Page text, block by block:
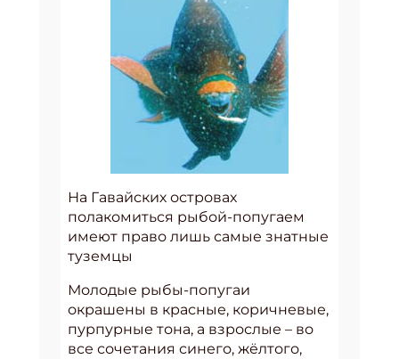
На Гавайских островах
полакомиться рыбой-попугаем
имеют право лишь самые знатные
туземцы
Молодые рыбы-попугаи
окрашены в красные, коричневые,
пурпурные тона, а взрослые – во
все сочетания синего, жёлтого,